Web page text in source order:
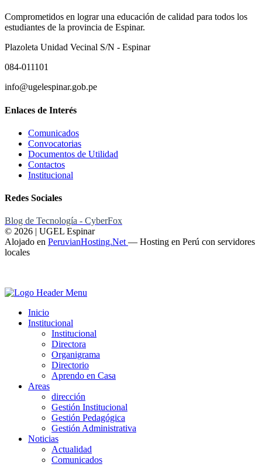
Comprometidos en lograr una educación de calidad para todos los
estudiantes de la provincia de Espinar.
Plazoleta Unidad Vecinal S/N - Espinar
084-011101
info@ugelespinar.gob.pe
Enlaces de Interés
Comunicados
Convocatorias
Documentos de Utilidad
Contactos
Institucional
Redes Sociales
Blog de Tecnología - CyberFox
© 2026 | UGEL Espinar
Alojado en PeruvianHosting.Net — Hosting en Perú con servidores
locales
Inicio
Institucional
Institucional
Directora
Organigrama
Directorio
Aprendo en Casa
Areas
dirección
Gestión Institucional
Gestión Pedagógica
Gestión Administrativa
Noticias
Actualidad
Comunicados